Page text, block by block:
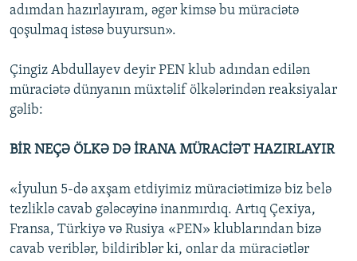
adımdan hazırlayıram, əgər kimsə bu müraciətə
qoşulmaq istəsə buyursun».
Çingiz Abdullayev deyir PEN klub adından edilən
müraciətə dünyanın müxtəlif ölkələrindən reaksiyalar
gəlib:
BİR NEÇƏ ÖLKƏ DƏ İRANA MÜRACİƏT HAZIRLAYIR
«İyulun 5-də axşam etdiyimiz müraciətimizə biz belə
tezliklə cavab gələcəyinə inanmırdıq. Artıq Çexiya,
Fransa, Türkiyə və Rusiya «PEN» klublarından bizə
cavab veriblər, bildiriblər ki, onlar da müraciətlər